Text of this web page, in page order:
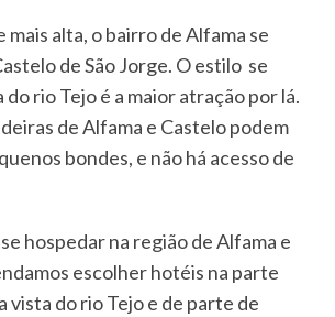
mais alta, o bairro de Alfama se
de São Jorge. O estilo se
do rio Tejo é a maior atração por lá.
de Alfama e Castelo podem
bondes, e não há acesso de
hospedar na região de Alfama e
escolher hotéis na parte
vista do rio Tejo e de parte de